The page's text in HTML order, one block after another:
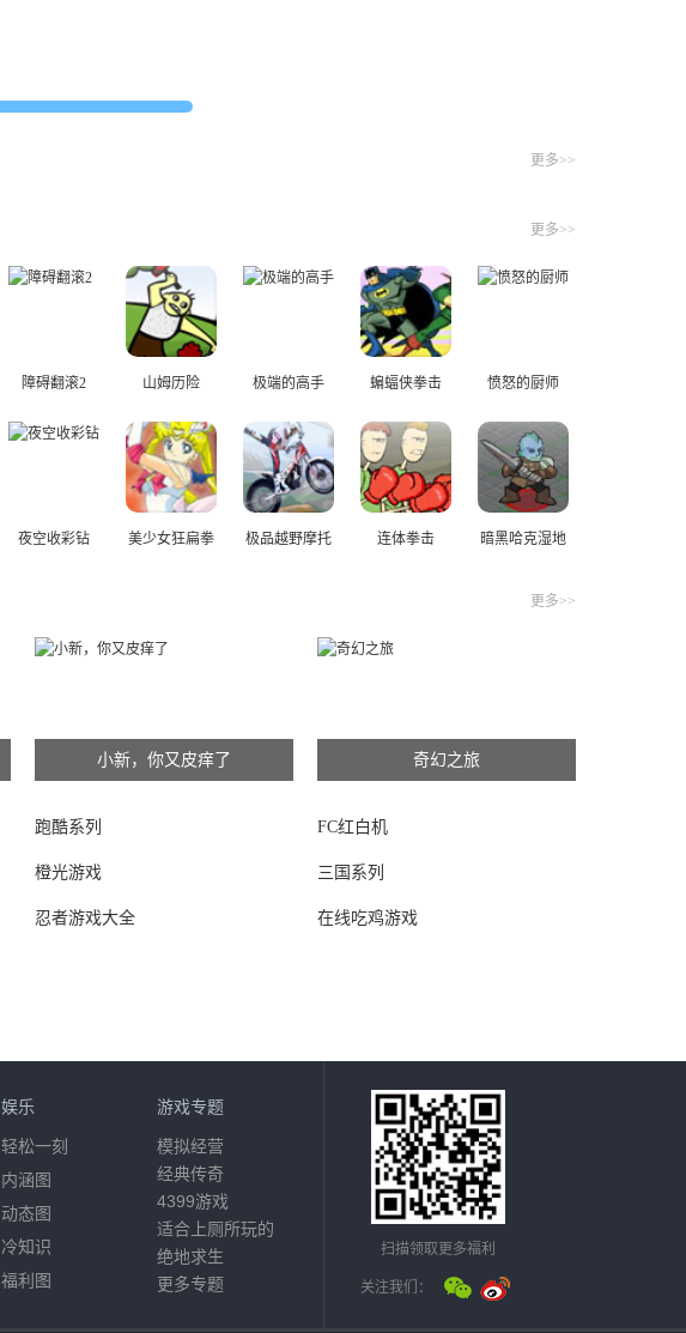
line
on
更多>>
更多>>
障碍翻滚2 山姆历险 极端的高手 蝙蝠侠拳击 愤怒的厨师
夜空收彩钻
美少女狂扁拳
极品越野摩托 连体拳击
暗黑哈克湿地
更多>>
小新，你又皮痒了 奇幻之旅
跑酷系列 FC红白机
橙光游戏 三国系列
忍者游戏大全 在线吃鸡游戏
娱乐
轻松一刻
内涵图
动态图
冷知识
福利图
游戏专题
模拟经营
经典传奇
4399游戏
适合上厕所玩的
绝地求生
更多专题
扫描领取更多福利
关注我们：